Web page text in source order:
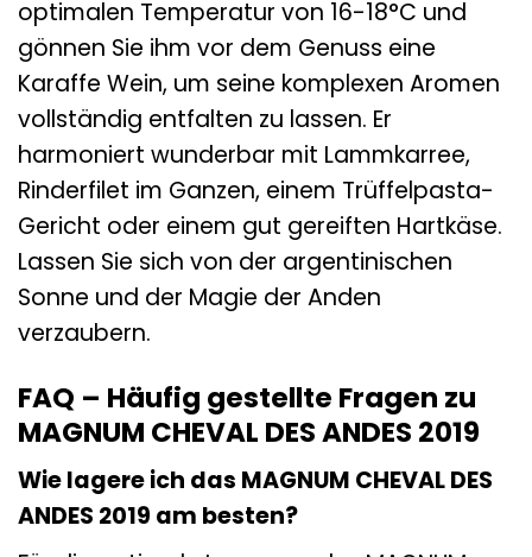
optimalen Temperatur von 16-18°C und
gönnen Sie ihm vor dem Genuss eine
Karaffe Wein, um seine komplexen Aromen
vollständig entfalten zu lassen. Er
harmoniert wunderbar mit Lammkarree,
Rinderfilet im Ganzen, einem Trüffelpasta-
Gericht oder einem gut gereiften Hartkäse.
Lassen Sie sich von der argentinischen
Sonne und der Magie der Anden
verzaubern.
FAQ – Häufig gestellte Fragen zu
MAGNUM CHEVAL DES ANDES 2019
Wie lagere ich das MAGNUM CHEVAL DES
ANDES 2019 am besten?